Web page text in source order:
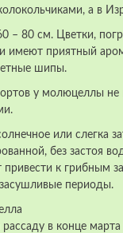
а в
– 80 см. Цветки,
имеют приятный
шипы.
у молюцеллы
или слегка
без застоя
к грибным
периоды.
в конце